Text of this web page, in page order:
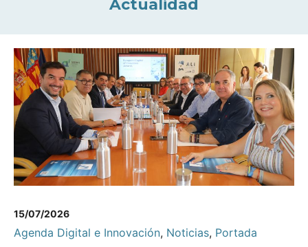
Actualidad
15/07/2026
Agenda Digital e Innovación, Noticias, Portada